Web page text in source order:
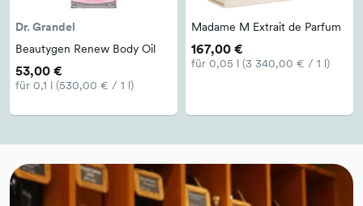
Dr. Grandel
Beautygen Renew Body Oil
53,00 €
für 0,1 l (530,00 € / 1 l)
Madame M Extrait de Parfum
167,00 €
für 0,05 l (3 340,00 € / 1 l)